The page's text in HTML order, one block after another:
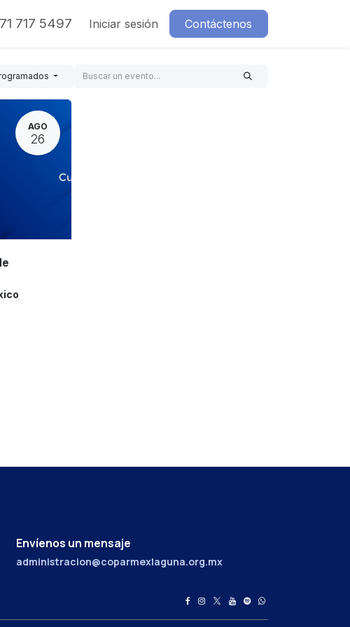
717 5497 Iniciar sesión Contáctenos
AGO
26
Envíenos un mensaje
administracion@coparmexlaguna.org.mx